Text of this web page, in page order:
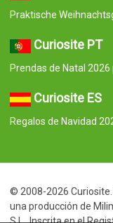
Praktische
Curiosite PT
Prendas de Natal
Curiosite ES
Regalos de Navidad
© 2008-2026
una producción de